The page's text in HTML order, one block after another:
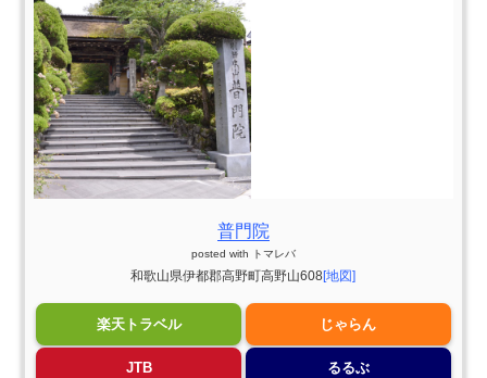
普門院
posted with トマレバ
和歌山県伊都郡高野町高野山608[地図]
楽天トラベル じゃらん
JTB るるぶ